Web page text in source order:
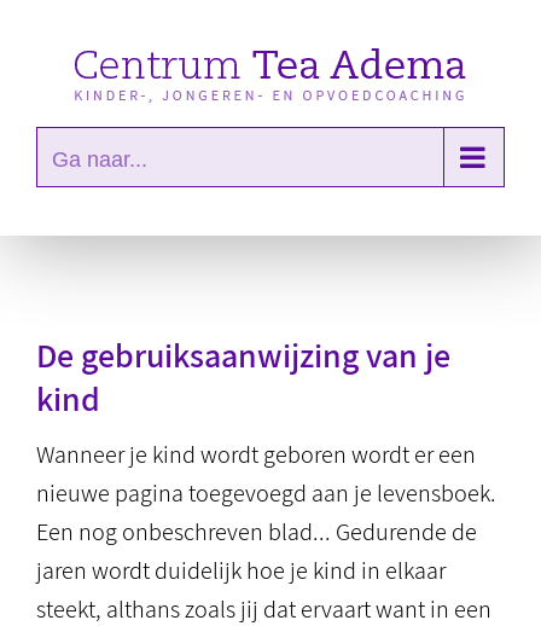
Ga naar...
De gebruiksaanwijzing van je
kind
Wanneer je kind wordt geboren wordt er een
nieuwe pagina toegevoegd aan je levensboek.
Een nog onbeschreven blad... Gedurende de
jaren wordt duidelijk hoe je kind in elkaar
steekt, althans zoals jij dat ervaart want in een